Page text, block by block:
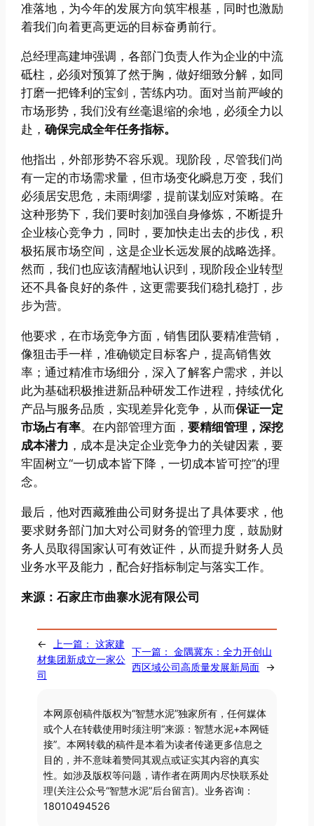
准落地，为今年的发展方向筑牢根基，同时也激励
着我们向着更高更远的目标奋勇前行。
总经理高建坤强调，各部门负责人作为企业的中流
砥柱，必须对预算了然于胸，做好细致分解，如同
打磨一把锋利的宝剑，苦练内功。面对当前严峻的
市场形势，我们没有丝毫退缩的余地，必须全力以
赴，确保完成全年任务指标。
他指出，外部形势不容乐观。现阶段，尽管我们尚
有一定的市场需求量，但市场变化瞬息万变，我们
必须居安思危，未雨绸缪，提前谋划应对策略。在
这种形势下，我们要时刻加强自身修炼，不断提升
企业核心竞争力，同时，要加快走出去的步伐，积
极拓展市场空间，这是企业长远发展的战略选择。
然而，我们也应该清醒地认识到，现阶段企业转型
还不具备良好的条件，这更需要我们稳扎稳打，步
步为营。
他要求，在市场竞争方面，销售团队要精准营销，
像狙击手一样，准确锁定目标客户，提高销售效
率；通过精准市场细分，深入了解客户需求，并以
此为基础积极推进新品种研发工作进程，持续优化
产品与服务品质，实现差异化竞争，从而保证一定
市场占有率。在内部管理方面，要精细管理，深挖
成本潜力 ，成本是决定企业竞争力的关键因素，要
牢固树立“一切成本皆下降，一切成本皆可控”的理
念。
最后，他对西藏雅曲公司财务提出了具体要求，他
要求财务部门加大对公司财务的管理力度，鼓励财
务人员取得国家认可有效证件，从而提升财务人员
业务水平及能力，配合好指标制定与落实工作。
来源：石家庄市曲寨水泥有限公司
← 上一篇： 这家建
材集团新成立一家公
司
下一篇：
金隅冀东：全力开创山
西区域公司高质量发展新局面 →
本网原创稿件版权为“智慧水泥”独家所有，任何媒体
或个人在转载使用时须注明“来源：智慧水泥+本网链
接”。本网转载的稿件是本着为读者传递更多信息之
目的，并不意味着赞同其观点或证实其内容的真实
性。如涉及版权等问题，请作者在两周内尽快联系处
理(关注公众号“智慧水泥”后台留言)。业务咨询：
18010494526